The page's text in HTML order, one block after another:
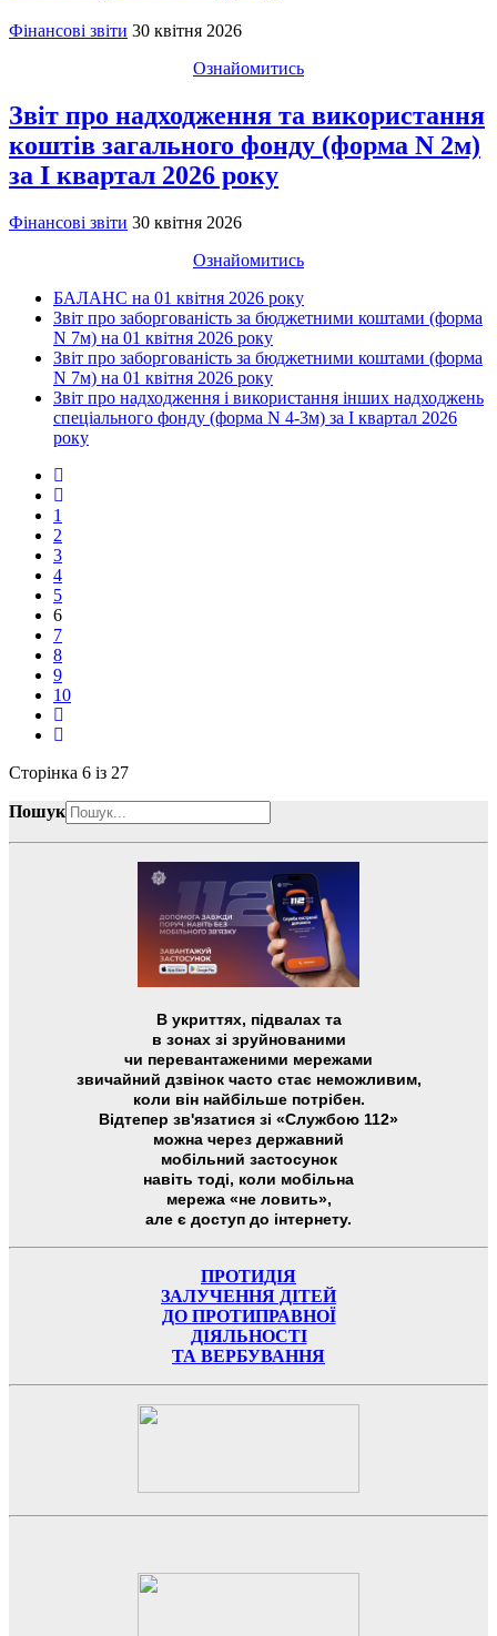
Фінансові звіти 30 квітня 2026
Ознайомитись
Звіт про надходження та використання
коштів загального фонду (форма N 2м)
за I квартал 2026 року
Фінансові звіти 30 квітня 2026
Ознайомитись
БАЛАНС на 01 квітня 2026 року
Звіт про заборгованість за бюджетними коштами (форма
N 7м) на 01 квітня 2026 року
Звіт про заборгованість за бюджетними коштами (форма
N 7м) на 01 квітня 2026 року
Звіт про надходження і використання інших надходжень
спеціального фонду (форма N 4-3м) за I квартал 2026
року
1
2
3
4
5
6
7
8
9
10
Сторінка 6 із 27
Пошук
В укриттях, підвалах та
в зонах зі зруйнованими
чи перевантаженими мережами
звичайний дзвінок часто стає неможливим,
коли він найбільше потрібен.
Відтепер зв'язатися зі «Службою 112»
можна через державний
мобільний застосунок
навіть тоді, коли мобільна
мережа «не ловить»,
але є доступ до інтернету.
ПРОТИДІЯ
ЗАЛУЧЕННЯ ДІТЕЙ
ДО ПРОТИПРАВНОЇ
ДІЯЛЬНОСТІ
ТА ВЕРБУВАННЯ